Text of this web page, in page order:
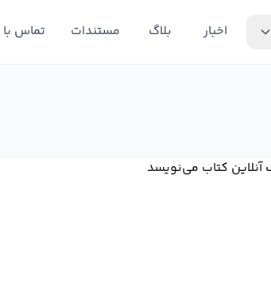
اخبار بلاگ مستندات تماس با